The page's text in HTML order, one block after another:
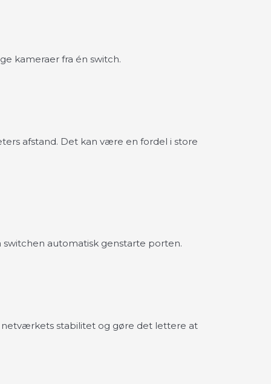
kameraer fra én switch.
afstand. Det kan være en fordel i store
automatisk genstarte porten.
stabilitet og gøre det lettere at